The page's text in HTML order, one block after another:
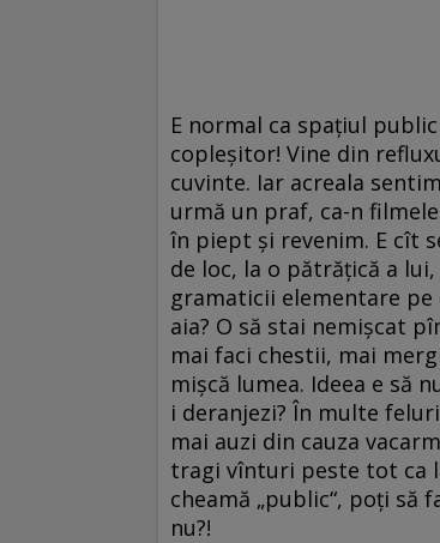
E normal ca spațiul
copleșitor! Vine din
cuvinte. Iar acreala
urmă un praf, ca-n
în piept și revenim. E cît
de loc, la o pătrățică a
gramaticii elementare pe
aia? O să stai nemișcat
mai faci chestii, mai
mișcă lumea. Ideea e să
i deranjezi? În multe
mai auzi din cauza
tragi vînturi peste tot ca
cheamă „public“, poți să
nu?!